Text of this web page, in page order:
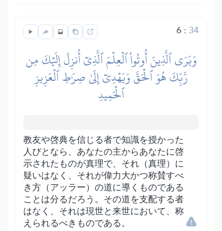
6: 34
وَيَرَى ٱلَّذِينَ أُوتُواْ ٱلۡعِلۡمَ ٱلَّذِيٓ أُنزِلَ إِلَيۡكَ مِن
رَّبِّكَ هُوَ ٱلۡحَقَّ وَيَهۡدِيٓ إِلَىٰ صِرَٰطِ ٱلۡعَزِيزِ
ٱلۡحَمِيدِ
教友や啓典を信じる者で知識を授かった
人びとなら、あなたの主からあなたに啓
示されたものが真理で、それ（真理）に
疑いはなく、それが偉力大かつ称賛すべ
き方（アッラー）の道に導くものである
ことは分るだろう。その道を支配する者
はなく、それは現世と来世において、称
えられるべきものである。